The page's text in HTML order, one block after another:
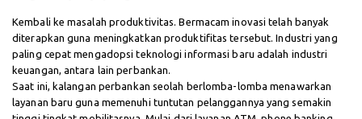
Kembali ke masalah produktivitas. Bermacam inovasi telah banyak
diterapkan guna meningkatkan produktifitas tersebut. Industri yang
paling cepat mengadopsi teknologi informasi baru adalah industri
keuangan, antara lain perbankan.
Saat ini, kalangan perbankan seolah berlomba-lomba menawarkan
layanan baru guna memenuhi tuntutan pelanggannya yang semakin